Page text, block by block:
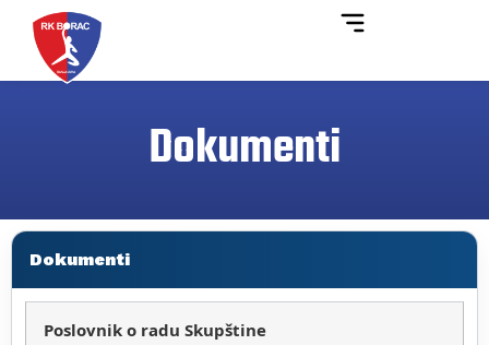
Dokumenti
Dokumenti
Poslovnik o radu Skupštine